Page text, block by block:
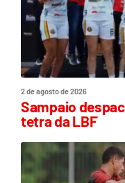
2 de agosto de 2026
Sampaio
tetra da LBF